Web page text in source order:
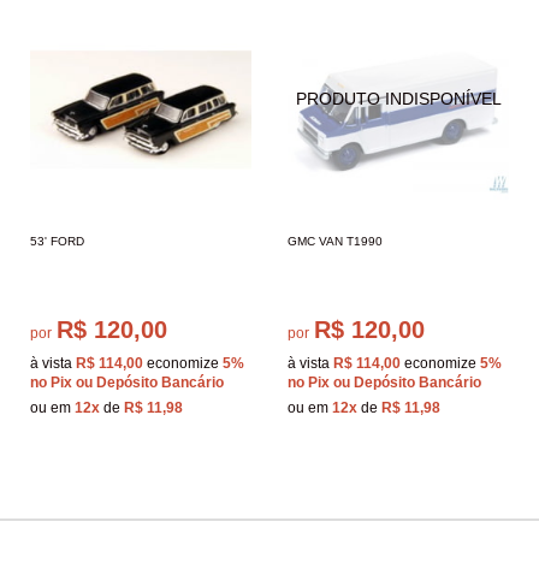
53' FORD
por R$ 120,00
à vista R$ 114,00 economize 5%
no Pix ou Depósito Bancário
ou em 12x de R$ 11,98
GMC VAN T1990
por R$ 120,00
à vista R$ 114,00 economize 5%
no Pix ou Depósito Bancário
ou em 12x de R$ 11,98